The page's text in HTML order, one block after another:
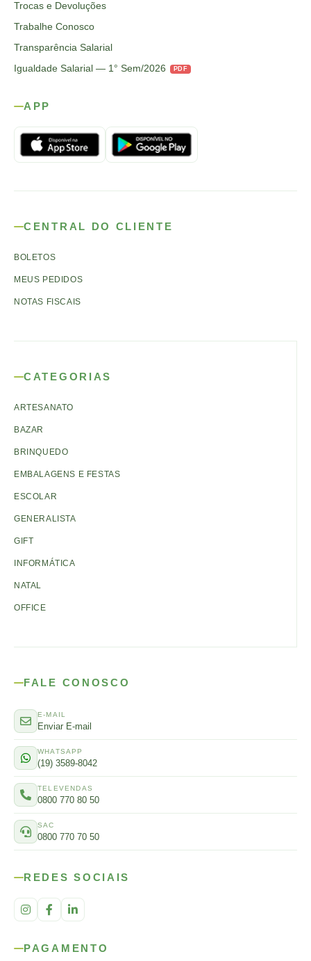
Trocas e Devoluções
Trabalhe Conosco
Transparência Salarial
Igualdade Salarial — 1° Sem/2026
PDF
APP
CENTRAL DO CLIENTE
BOLETOS
MEUS PEDIDOS
NOTAS FISCAIS
CATEGORIAS
ARTESANATO
BAZAR
BRINQUEDO
EMBALAGENS E FESTAS
ESCOLAR
GENERALISTA
GIFT
INFORMÁTICA
NATAL
OFFICE
FALE CONOSCO
E-MAIL
Enviar E-mail
WHATSAPP
(19) 3589-8042
TELEVENDAS
0800 770 80 50
SAC
0800 770 70 50
REDES SOCIAIS
PAGAMENTO